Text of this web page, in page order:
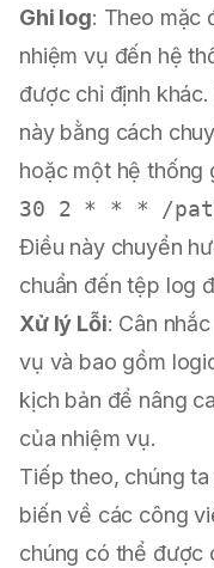
Ghi log: Theo mặc
nhiệm vụ đến hệ
được chỉ định
này bằng cách
hoặc một hệ thống
Điều này chuyển
chuẩn đến tệp log
Xử lý Lỗi: Cân
vụ và bao gồm
kịch bản để nâng
của nhiệm vụ.
Tiếp theo, chúng
biến về các công
chúng có thể được